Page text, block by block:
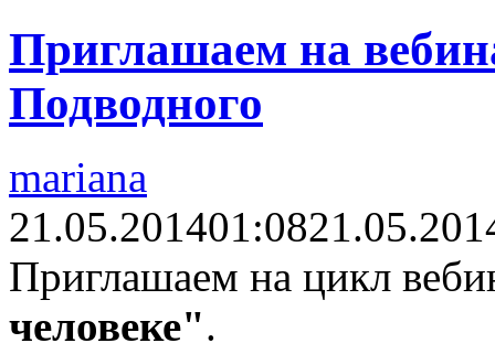
Приглашаем на
Подводного
mariana
21.05.201401:08
Приглашаем на цикл
человеке".